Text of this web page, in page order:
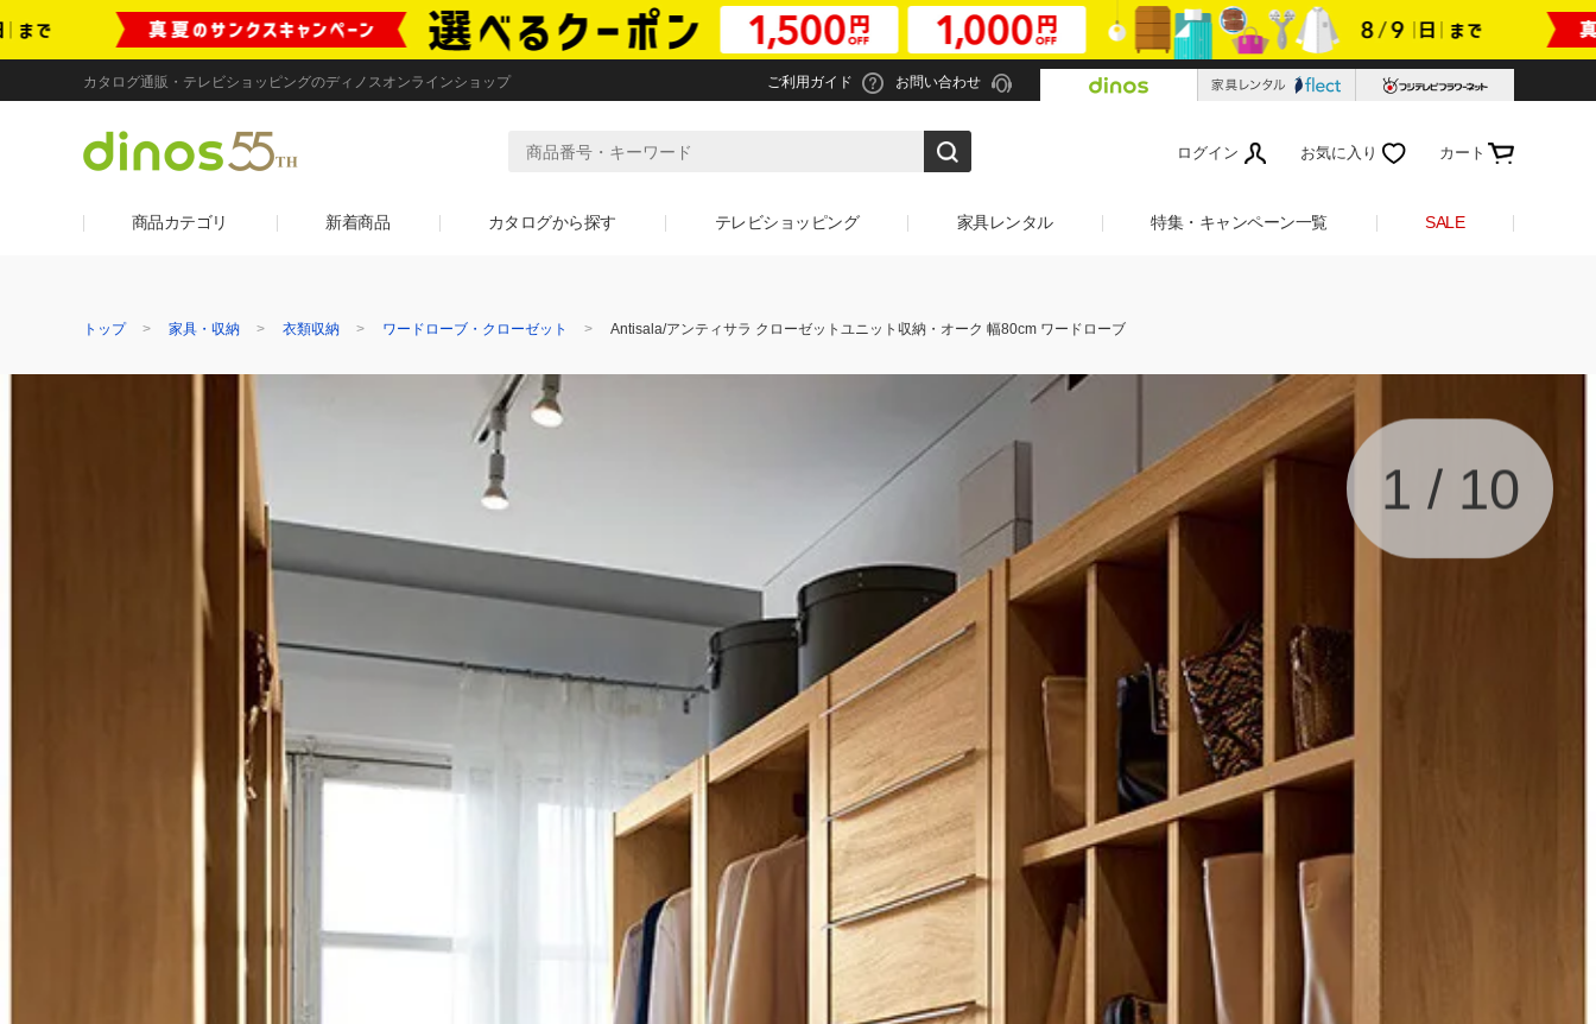
カタログ通販・テレビショッピングのディノスオンラインショップ ご利用ガイド お問い合わせ
ログイン お気に入り カート
商品カテゴリ 新着商品 カタログから探す テレビショッピング 家具レンタル 特集・キャンペーン一覧 SALE
トップ 家具・収納 衣類収納 ワードローブ・クローゼット Antisala/アンティサラ クローゼットユニット収納・オーク 幅80cm ワードローブ
1 / 10